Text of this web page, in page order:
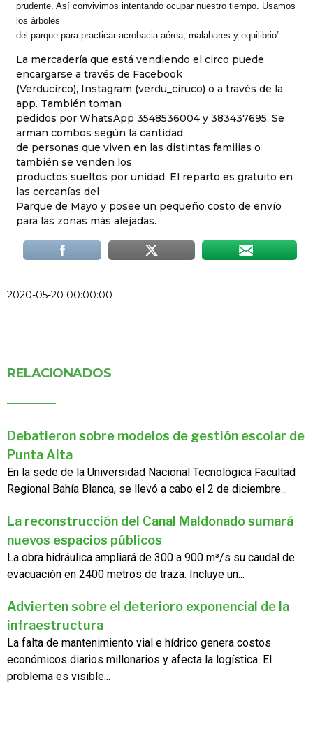
prudente. Así convivimos intentando ocupar nuestro tiempo. Usamos
los árboles
del parque para practicar acrobacia aérea, malabares y equilibrio”.
La mercadería que está vendiendo el circo puede
encargarse a través de Facebook
(Verducirco), Instagram (verdu_ciruco) o a través de la
app. También toman
pedidos por WhatsApp 3548536004 y 383437695. Se
arman combos según la cantidad
de personas que viven en las distintas familias o
también se venden los
productos sueltos por unidad. El reparto es gratuito en
las cercanías del
Parque de Mayo y posee un pequeño costo de envío
para las zonas más alejadas.
2020-05-20 00:00:00
RELACIONADOS
Debatieron sobre modelos de gestión escolar de
Punta Alta
En la sede de la Universidad Nacional Tecnológica Facultad
Regional Bahía Blanca, se llevó a cabo el 2 de diciembre...
La reconstrucción del Canal Maldonado sumará
nuevos espacios públicos
La obra hidráulica ampliará de 300 a 900 m³/s su caudal de
evacuación en 2400 metros de traza. Incluye un...
Advierten sobre el deterioro exponencial de la
infraestructura
La falta de mantenimiento vial e hídrico genera costos
económicos diarios millonarios y afecta la logística. El
problema es visible...